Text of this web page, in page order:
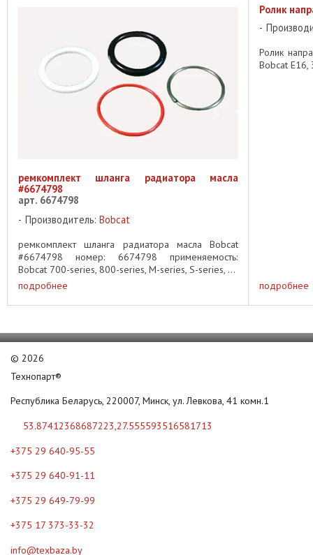
ремкомплект шланга радиатора масла
#6674798
арт. 6674798
Производитель: Bobcat
ремкомплект шланга радиатора масла Bobcat
#6674798 номер: 6674798 применяемость:
Bobcat 700-series, 800-series, M-series, S-series, ...
подробнее
Ролик
Ролик
Bobcat E16,
подробнее
© 2026
Технопарт®
Республика Беларусь, 220007, Минск, ул. Левкова, 41 комн.1
53.87412368687223,27.555593516581713
+375 29 640-95-55
+375 29 640-91-11
+375 29 649-79-99
+375 17 373-33-32
info@texbaza.by